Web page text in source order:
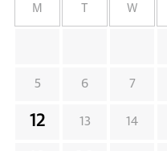
M W
5 6 7
12 13 14